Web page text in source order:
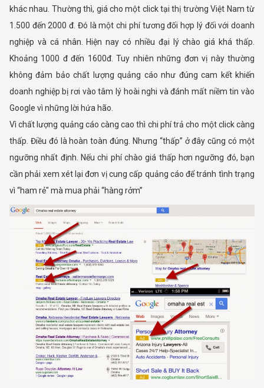
khác nhau. Thường thì, giá cho một click tại thị trường Việt Nam từ
1.500 đến 2000 đ. Đó là một chi phí tương đối hợp lý đối với doanh
nghiệp và cá nhân. Hiện nay có nhiều đại lý chào giá khá thấp.
Khoảng 1000 đ đến 1600đ. Tuy nhiên những đơn vị này thường
không đảm bảo chất lượng quảng cáo như đúng cam kết khiến
doanh nghiệp bị rơi vào tâm lý hoài nghi và đánh mất niềm tin vào
Google vì những lời hứa hão.
Vì chất lượng quảng cáo càng cao thì chi phí trả cho một click càng
thấp. Điều đó là hoàn toàn đúng. Nhưng “thấp” ở đây cũng có một
ngưỡng nhất định. Nếu chi phí chào giá thấp hơn ngưỡng đó, bạn
cần phải xem xét lại đơn vị cung cấp quảng cáo để tránh tình trạng
vì “ham rẻ" mà mua phải “hàng rởm”